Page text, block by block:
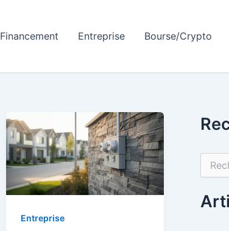
Financement Entreprise Bourse/Crypto
Entreprise
h
e